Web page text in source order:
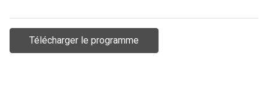
Télécharger le programme